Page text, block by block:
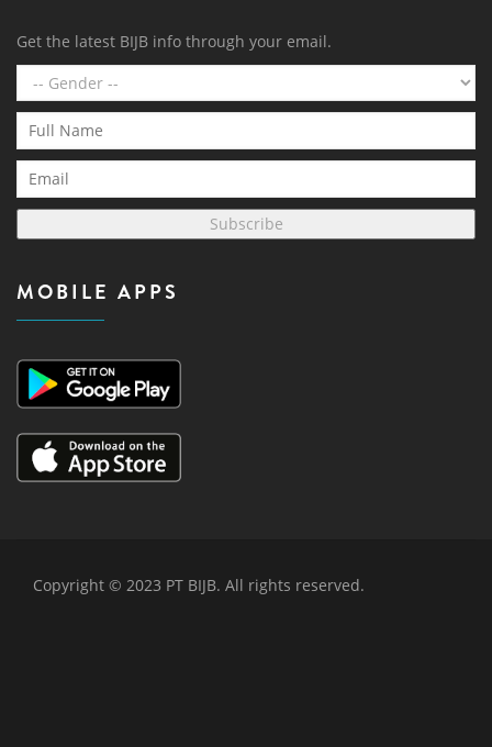
Get the latest BIJB info through your email.
Subscribe
MOBILE APPS
Copyright © 2023 PT BIJB. All rights reserved.